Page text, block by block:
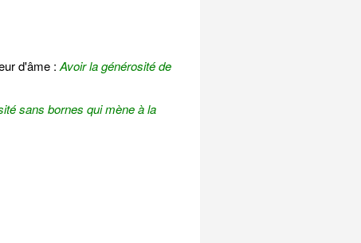
d'âme : Avoir la générosité de
sans bornes qui mène à la